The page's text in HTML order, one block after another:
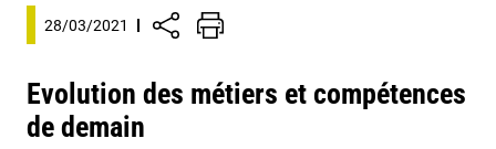
28/03/2021
Evolution des métiers et compétences
de demain